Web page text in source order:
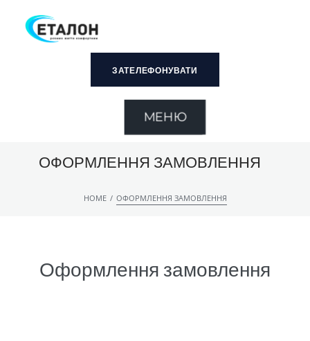
ЗАТЕЛЕФОНУВАТИ
МЕНЮ
ОФОРМЛЕННЯ ЗАМОВЛЕННЯ
HOME / ОФОРМЛЕННЯ ЗАМОВЛЕННЯ
Оформлення замовлення